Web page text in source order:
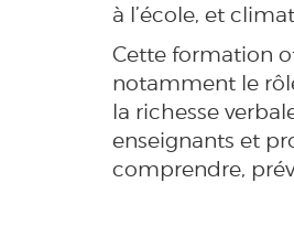
à l’école, et
Cette formation
notamment le
la richesse
enseignants et
comprendre,